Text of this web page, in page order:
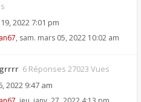
2022 7:01 pm
, sam. mars 05, 2022 10:02 am
grrrr 6 Réponses 27023 Vues
2022 9:47 am